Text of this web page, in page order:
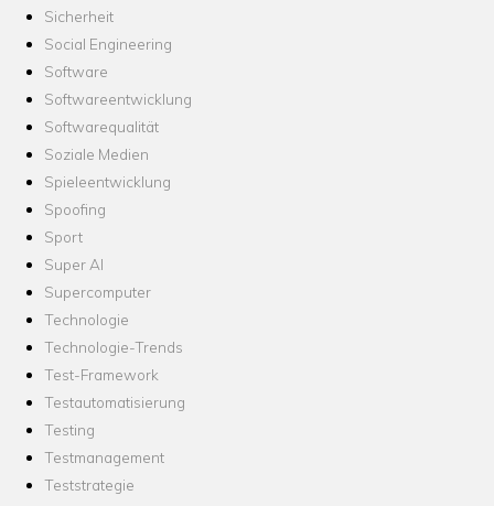
Sicherheit
Social Engineering
Software
Softwareentwicklung
Softwarequalität
Soziale Medien
Spieleentwicklung
Spoofing
Sport
Super AI
Supercomputer
Technologie
Technologie-Trends
Test-Framework
Testautomatisierung
Testing
Testmanagement
Teststrategie